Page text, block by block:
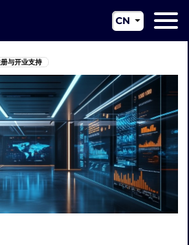
关于我们
配套服务
新闻资讯
管辖区
联系我们
CN
EN
UA
与开业支持